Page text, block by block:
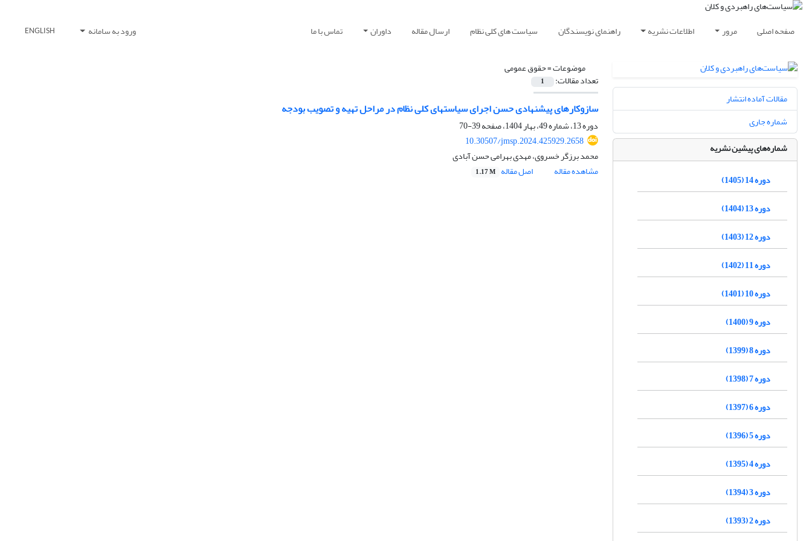
صفحه اصلی مرور اطلاعات نشریه راهنمای نویسندگان سیاست های کلی نظام ارسال مقاله داوران تماس با ما ورود به سامانه ENGLISH
موضوعات =حقوق عمومی
تعداد مقالات: 1
سازوکارهای پیشنهادی حسن اجرای سیاستهای کلی نظام در مراحل تهیه و تصویب بودجه
دوره 13، شماره 49، بهار 1404، صفحه
39-70
10.30507/jmsp.2024.425929.2658
محمد برزگر خسروی، مهدی بهرامی حسن آبادی
مشاهده مقاله
اصل مقاله 1.17 M
مقالات آماده انتشار
شماره جاری
شماره‌های پیشین نشریه
دوره 14 (1405)
دوره 13 (1404)
دوره 12 (1403)
دوره 11 (1402)
دوره 10 (1401)
دوره 9 (1400)
دوره 8 (1399)
دوره 7 (1398)
دوره 6 (1397)
دوره 5 (1396)
دوره 4 (1395)
دوره 3 (1394)
دوره 2 (1393)